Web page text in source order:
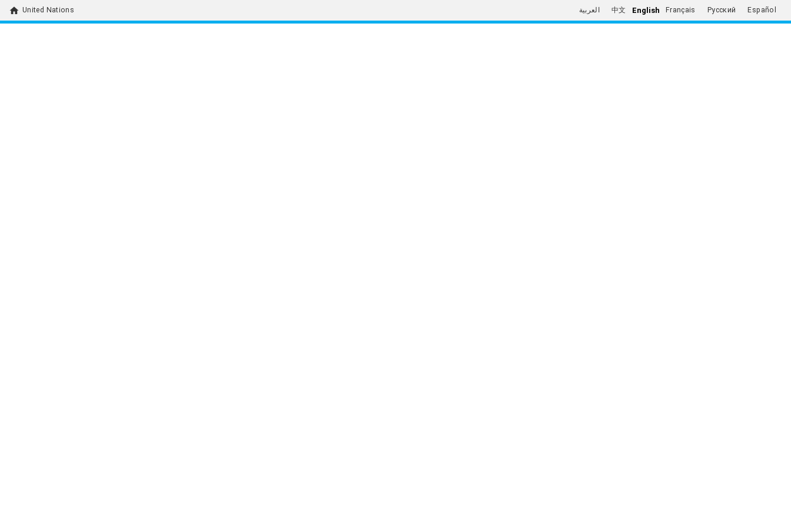
home United Nations العربية 中文 English Français Русский Español